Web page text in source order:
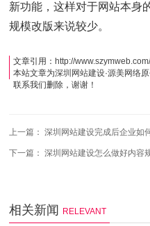
新功能，这样对于网站本身
规模改版来说较少。
文章引用： http://
本站文章为深圳网站建设·源美网络
联系我们删除，谢谢！
上一篇：深圳网站建设完成后企业如
下一篇：深圳网站建设怎么做好内容
相关新闻 RELEVANT